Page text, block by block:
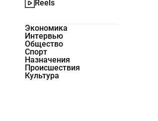
Reels
Экономика
Интервью
Общество
Спорт
Назначения
Происшествия
Культура